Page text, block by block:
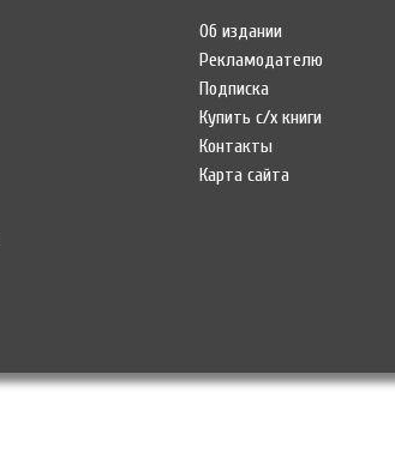
Об издании
Рекламодателю
Подписка
Купить с/х книги
Контакты
Карта сайта